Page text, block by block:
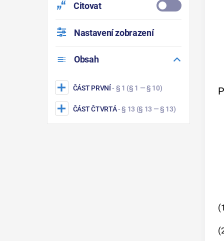
Citovat
Nastavení zobrazení
Obsah
ČÁST PRVNÍ- § 1 (§ 1 — § 10)
ČÁST ČTVRTÁ- § 13 (§ 13 — § 13)